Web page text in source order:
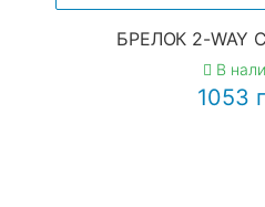
БРЕЛОК 2-WAY
В
1053